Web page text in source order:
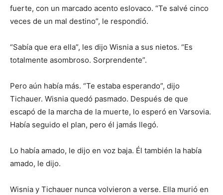
fuerte, con un marcado acento eslovaco. “Te salvé cinco
veces de un mal destino”, le respondió.
“Sabía que era ella”, les dijo Wisnia a sus nietos. “Es
totalmente asombroso. Sorprendente”.
Pero aún había más. “Te estaba esperando”, dijo
Tichauer. Wisnia quedó pasmado. Después de que
escapó de la marcha de la muerte, lo esperó en Varsovia.
Había seguido el plan, pero él jamás llegó.
Lo había amado, le dijo en voz baja. Él también la había
amado, le dijo.
Wisnia y Tichauer nunca volvieron a verse. Ella murió en